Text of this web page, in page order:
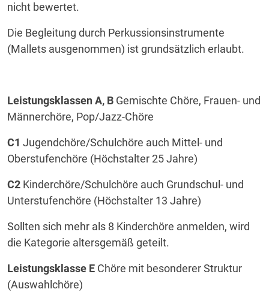
nicht bewertet.
Die Begleitung durch Perkussionsinstrumente
(Mallets ausgenommen) ist grundsätzlich erlaubt.
Leistungsklassen A, B Gemischte Chöre, Frauen- und
Männerchöre, Pop/Jazz-Chöre
C1 Jugendchöre/Schulchöre auch Mittel- und
Oberstufenchöre (Höchstalter 25 Jahre)
C2 Kinderchöre/Schulchöre auch Grundschul- und
Unterstufenchöre (Höchstalter 13 Jahre)
Sollten sich mehr als 8 Kinderchöre anmelden, wird
die Kategorie altersgemäß geteilt.
Leistungsklasse E Chöre mit besonderer Struktur
(Auswahlchöre)